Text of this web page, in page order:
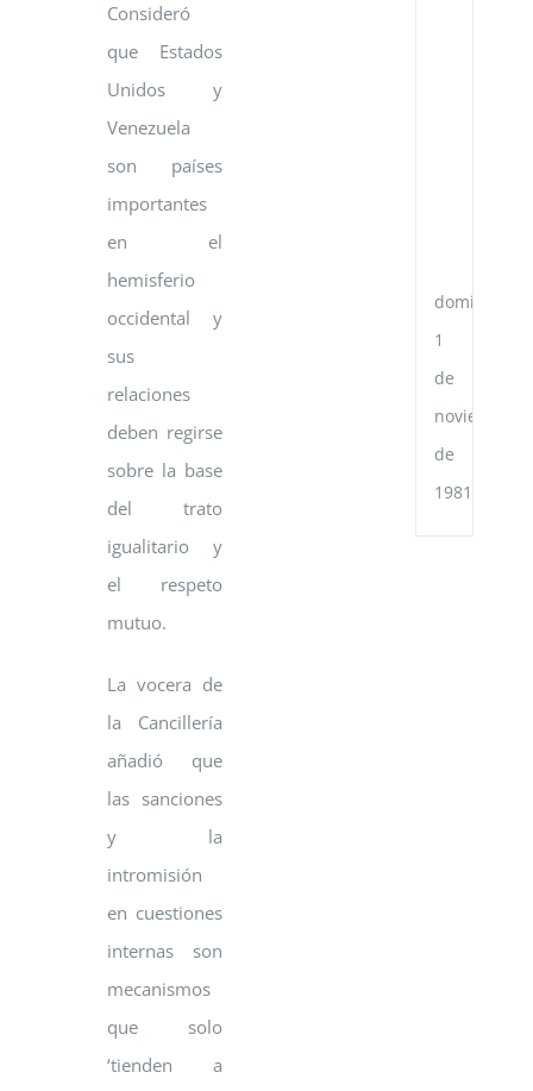
Consideró
que Estados
Unidos y
Venezuela
son países
importantes
en el
hemisferio
occidental y
sus
relaciones
deben regirse
sobre la base
del trato
igualitario y
el respeto
mutuo.
La vocera de
la Cancillería
añadió que
las sanciones
y la
intromisión
en cuestiones
internas son
mecanismos
que solo
‘tienden a
domingo,
1
de
noviembre
de
1981